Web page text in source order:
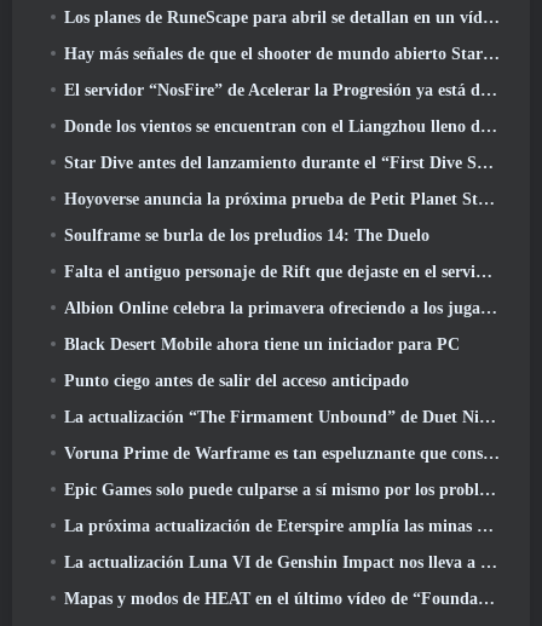
Los planes de RuneScape para abril se detallan en un vídeo para desarrolladores
Hay más señales de que el shooter de mundo abierto StarCraft podría ser algo real
El servidor “NosFire” de Acelerar la Progresión ya está disponible en NosTale
Donde los vientos se encuentran con el Liangzhou lleno de nieve ahora disponible con el lanzamiento de la versión 1.5
Star Dive antes del lanzamiento durante el “First Dive Show”
Hoyoverse anuncia la próxima prueba de Petit Planet Stardrift
Soulframe se burla de los preludios 14: The Duelo
Falta el antiguo personaje de Rift que dejaste en el servidor muerto? Gamigo tiene una solución para eso
Albion Online celebra la primavera ofreciendo a los jugadores una linda montura de conejito
Black Desert Mobile ahora tiene un iniciador para PC
Punto ciego antes de salir del acceso anticipado
La actualización “The Firmament Unbound” de Duet Night Abyss concluye la historia de Huaxu
Voruna Prime de Warframe es tan espeluznante que consiguió su propio tráiler de Red Band
Epic Games solo puede culparse a sí mismo por los problemas recientes
La próxima actualización de Eterspire amplía las minas enanas y ofrece una revisión completa del combate contra jefes
La actualización Luna VI de Genshin Impact nos lleva a ese lugar del que Mondstadt sigue hablando pero que nunca hemos visto
Mapas y modos de HEAT en el último vídeo de “Foundations”